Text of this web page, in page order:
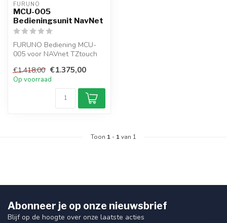
FURUNO
MCU-005
Bedieningsunit NavNet
FURUNO Bediening MCU-
005 voor NAVnet TZtouch
€1.418,00 €1.375,00
Op voorraad
Toon 1 - 1van 1
Abonneer je op onze nieuwsbrief
Blijf op de hoogte over onze laatste acties